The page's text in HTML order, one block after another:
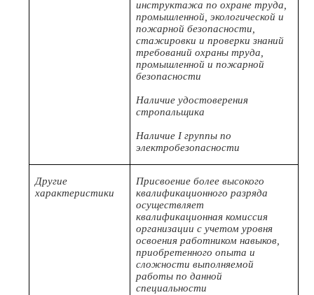
инструктажа по охране труда,
промышленной, экологической и
пожарной безопасности,
стажировки и проверки знаний
требований охраны труда,
промышленной и пожарной
безопасности
Наличие удостоверения
стропальщика
Наличие I группы по
электробезопасности
Другие
характеристики
Присвоение более высокого
квалификационного разряда
осуществляет
квалификационная комиссия
организации с учетом уровня
освоения работником навыков,
приобретенного опыта и
сложности выполняемой
работы по данной
специальности